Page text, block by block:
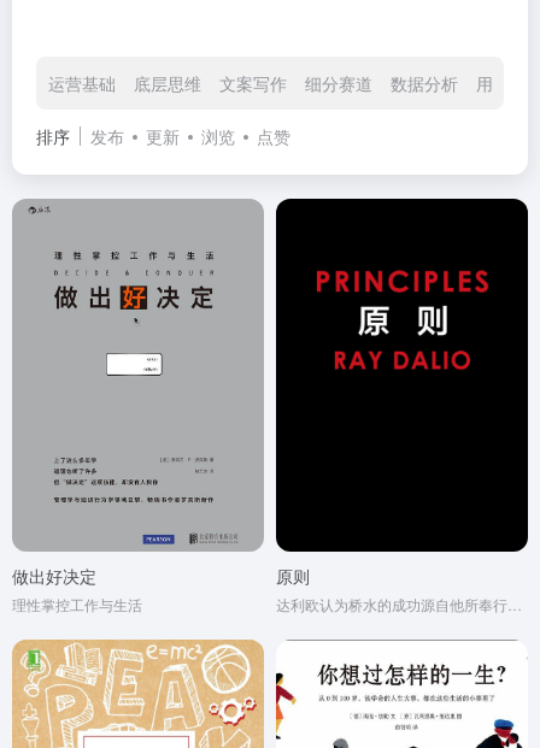
运营基础 底层思维 文案写作 细分赛道 数据分析 用户心
排序 发布 更新 浏览 点赞
做出好决定
理性掌控工作与生活
原则